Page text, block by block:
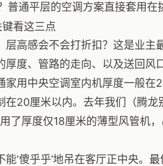
普通平层的空调方案直接套用在
键看这三点
层高感会不会打折扣？这是业主
度、管路的走向、以及送回风
家用中央空调室内机厚度一般
在20厘米以内。去年我们（腾龙
了厚度仅18厘米的薄型风管机
能‘傻乎乎’地吊在客厅正中央。